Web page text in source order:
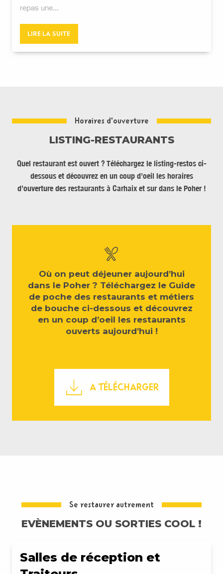
repas une...
LIRE LA SUITE
Horaires d'ouverture
LISTING-RESTAURANTS
Quel restaurant est ouvert ? Téléchargez le listing-restos ci-
dessous et découvrez en un coup d’oeil les horaires
d’ouverture des restaurants à Carhaix et sur dans le Poher !
Où on peut déjeuner aujourd’hui
dans le Poher ? Téléchargez le Guide
de poche des restaurants et métiers
de bouche ci-dessous et découvrez
en un coup d’oeil les restaurants
ouverts aujourd’hui !
A TÉLÉCHARGER
Se restaurer autrement
EVÈNEMENTS OU SORTIES COOL !
Salles de réception et